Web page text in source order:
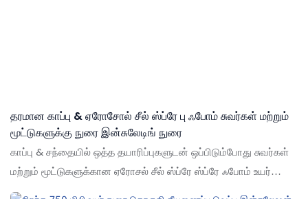
தரமான காப்பு & ஏரோசோல் சீல் ஸ்ப்ரே பு ஃபோம் சுவர்கள் மற்றும்
மூட்டுகளுக்கு நுரை இன்சுலேடிங் நுரை
காப்பு & சந்தையில் ஒத்த தயாரிப்புகளுடன் ஒப்பிடும்போது சுவர்கள்
மற்றும் மூட்டுகளுக்கான ஏரோசல் சீல் ஸ்ப்ரே ஸ்ப்ரே ஃபோம் உயர்
செயல்திறன் மூடிய செல் இன்சுலேடிங் நுரை, இது செயல்திறன், தரம்,